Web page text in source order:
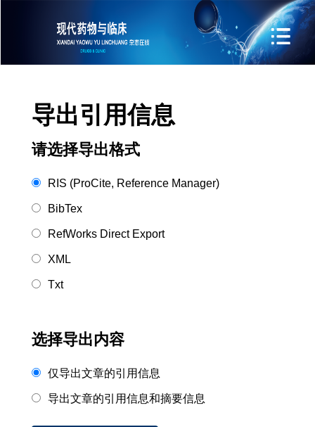
导出引用信息
请选择导出格式
RIS (ProCite, Reference Manager)
BibTex
RefWorks Direct Export
XML
Txt
选择导出内容
仅导出文章的引用信息
导出文章的引用信息和摘要信息